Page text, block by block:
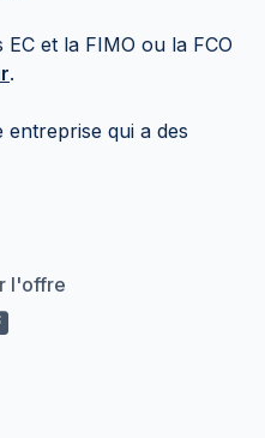
et la FIMO ou la FCO
.
qui a des
l'offre